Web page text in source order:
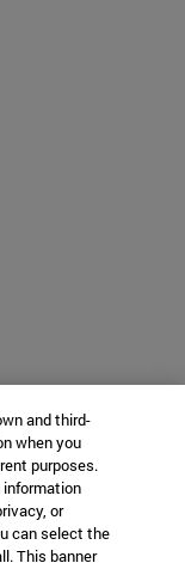
and third-
when you
purposes.
information
or
can select the
This banner